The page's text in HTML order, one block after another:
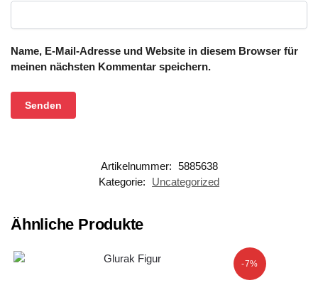
Name, E-Mail-Adresse und Website in diesem Browser für
meinen nächsten Kommentar speichern.
Artikelnummer: 5885638
Kategorie:
Uncategorized
Ähnliche Produkte
-7%